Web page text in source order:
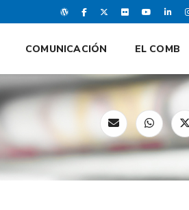
COMUNICACIÓN EL COMB